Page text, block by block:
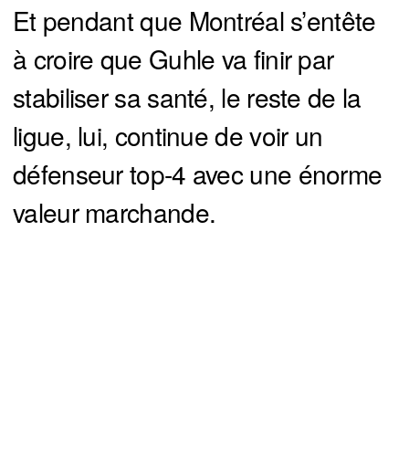
Et pendant que Montréal s’entête
à croire que Guhle va finir par
stabiliser sa santé, le reste de la
ligue, lui, continue de voir un
défenseur top-4 avec une énorme
valeur marchande.